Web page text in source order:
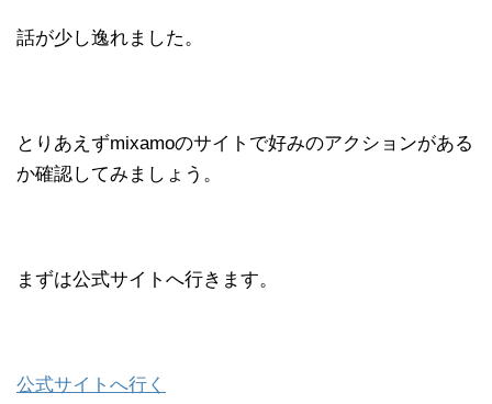
話が少し逸れました。
とりあえずmixamoのサイトで好みのアクションがある
か確認してみましょう。
まずは公式サイトへ行きます。
公式サイトへ行く